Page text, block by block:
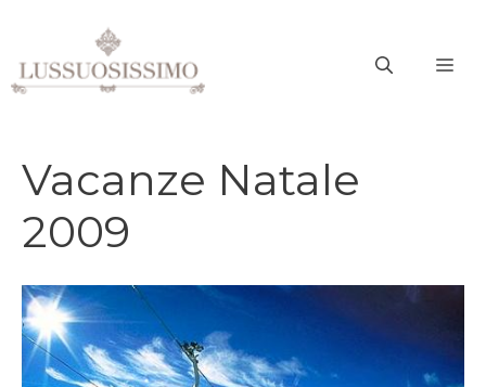
contenuto
Vacanze Natale
2009